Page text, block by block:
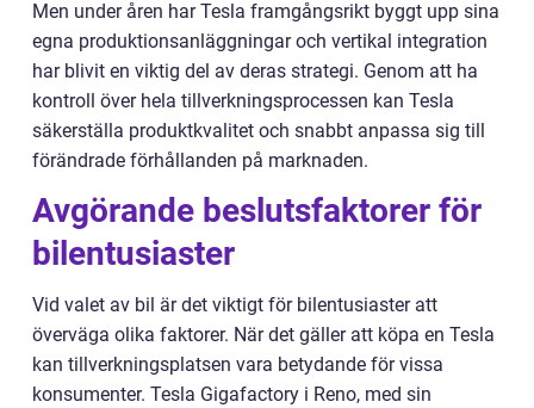
Men under åren har Tesla framgångsrikt byggt upp sina
egna produktionsanläggningar och vertikal integration
har blivit en viktig del av deras strategi. Genom att ha
kontroll över hela tillverkningsprocessen kan Tesla
säkerställa produktkvalitet och snabbt anpassa sig till
förändrade förhållanden på marknaden.
Avgörande beslutsfaktorer för
bilentusiaster
Vid valet av bil är det viktigt för bilentusiaster att
överväga olika faktorer. När det gäller att köpa en Tesla
kan tillverkningsplatsen vara betydande för vissa
konsumenter. Tesla Gigafactory i Reno, med sin